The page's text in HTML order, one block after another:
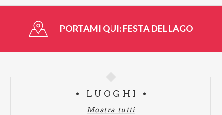
PORTAMI QUI:FESTA DEL LAGO
LUOGHI
Mostra tutti